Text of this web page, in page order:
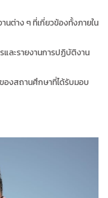
นต่าง ๆ ที่เกี่ยวข้องทั้งภายใน
ละรายงานการปฏิบัติงาน
งสถานศึกษาที่ได้รับมอบ